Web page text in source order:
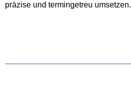
präzise und termingetreu umsetzen.